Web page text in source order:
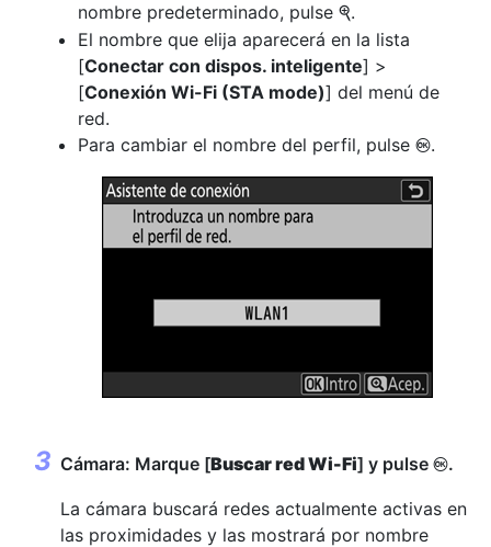
nombre predeterminado, pulse X.
El nombre que elija aparecerá en la lista
[Conectar con dispos. inteligente] >
[Conexión Wi-Fi (STA mode)] del menú de
red.
Para cambiar el nombre del perfil, pulse J.
Cámara: Marque [Buscar red Wi-Fi] y pulse J.
La cámara buscará redes actualmente activas en
las proximidades y las mostrará por nombre